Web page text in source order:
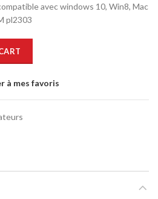
avec windows 10, Win8, Mac
pl2303
à mes favoris